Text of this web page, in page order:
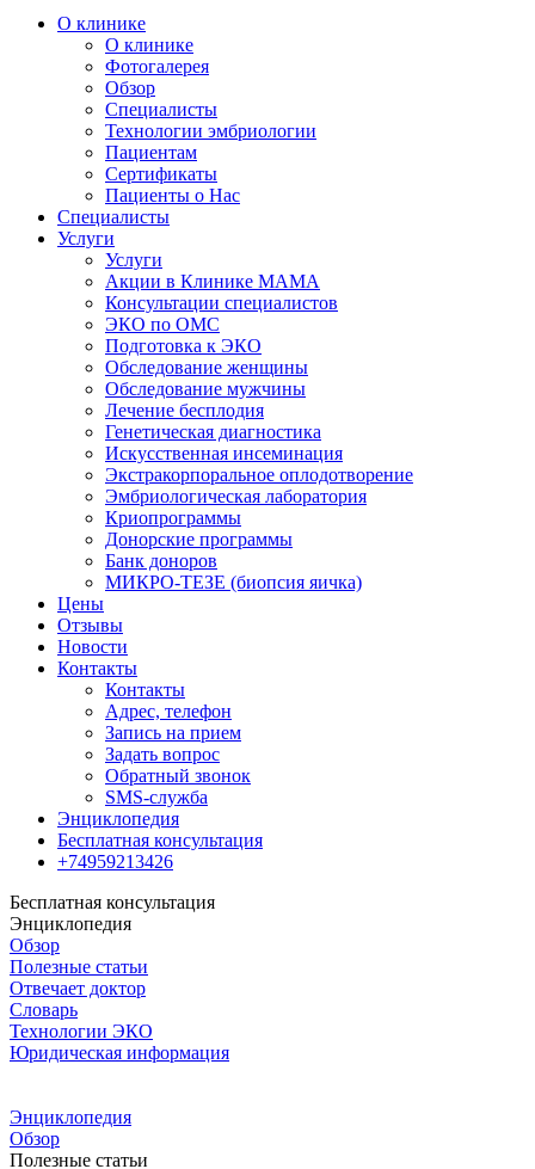
О клинике
О клинике
Фотогалерея
Обзор
Специалисты
Технологии эмбриологии
Пациентам
Сертификаты
Пациенты о Нас
Специалисты
Услуги
Услуги
Акции в Клинике МАМА
Консультации специалистов
ЭКО по ОМС
Подготовка к ЭКО
Обследование женщины
Обследование мужчины
Лечение бесплодия
Генетическая диагностика
Искусственная инсеминация
Экстракорпоральное оплодотворение
Эмбриологическая лаборатория
Криопрограммы
Донорские программы
Банк доноров
МИКРО-ТЕЗЕ (биопсия яичка)
Цены
Отзывы
Новости
Контакты
Контакты
Адрес, телефон
Запись на прием
Задать вопрос
Обратный звонок
SMS-служба
Энциклопедия
Бесплатная консультация
+74959213426
Бесплатная консультация
Энциклопедия
Обзор
Полезные статьи
Отвечает доктор
Словарь
Технологии ЭКО
Юридическая информация
Энциклопедия
Обзор
Полезные статьи